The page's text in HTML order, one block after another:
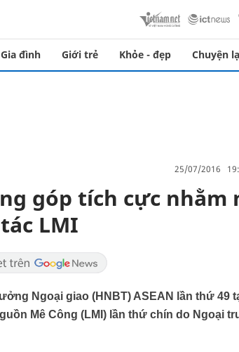
Gia đình Giới trẻ Khỏe - đẹp Chuyện lạ
25/07/2016
góp tích cực nhằm
LMI
Ngoại giao (HNBT) ASEAN lần thứ 49
Mê Công (LMI) lần thứ chín do Ngoại